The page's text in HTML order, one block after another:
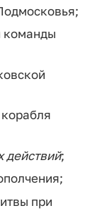
команды
действий;
при